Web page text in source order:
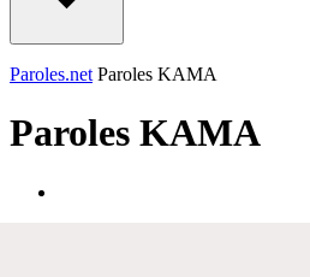
Paroles.net Paroles KAMA
Paroles KAMA